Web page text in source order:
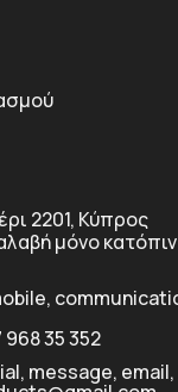
2201, Κύπρος
μόνο κατόπιν
35 352